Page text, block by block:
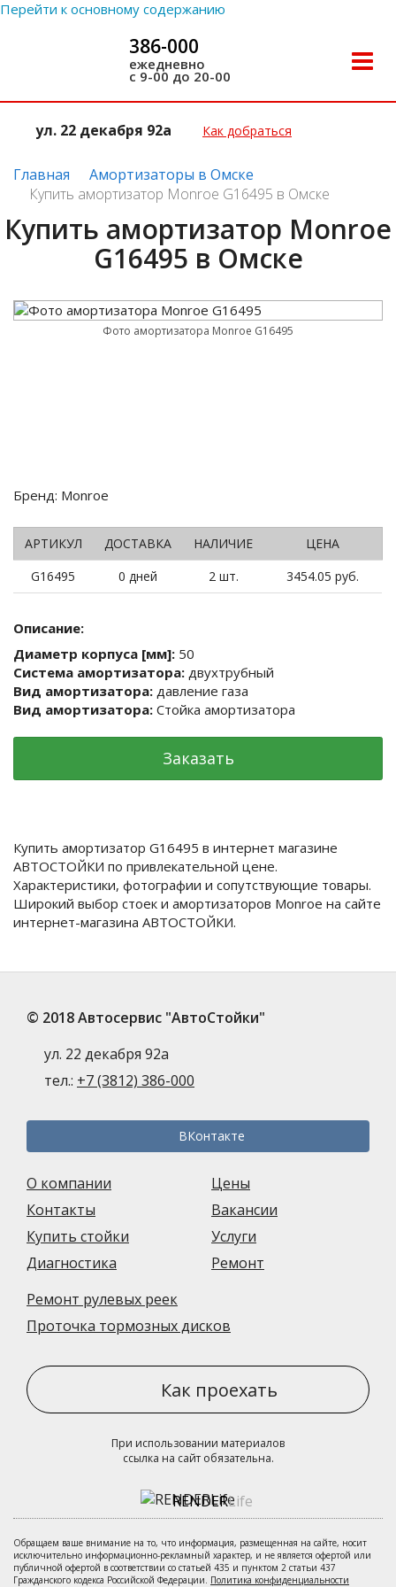
Перейти к основному содержанию
Toggle
386-000
ежедневно
с 9-00 до 20-00
ул. 22 декабря 92а Как добраться
Главная
Амортизаторы в Омске
Купить амортизатор Monroe G16495 в Омске
Купить амортизатор Monroe
G16495 в Омске
Фото амортизатора Monroe G16495
Бренд: Monroe
АРТИКУЛ ДОСТАВКА НАЛИЧИЕ
ЦЕНА
G16495
0 дней 2 шт. 3454.05 руб.
Описание:
Диаметр корпуса [мм]: 50
Система амортизатора: двухтрубный
Вид амортизатора: давление газа
Вид амортизатора: Стойка амортизатора
Заказать
Купить амортизатор G16495 в интернет магазине
АВТОСТОЙКИ по привлекательной цене.
Характеристики, фотографии и сопутствующие товары.
Широкий выбор стоек и амортизаторов Monroe на сайте
интернет-магазина АВТОСТОЙКИ.
© 2018 Автосервис "АвтоСтойки"
ул. 22 декабря 92а
тел.: +7 (3812) 386-000
ВКонтакте
О компании
Контакты
Купить стойки
Диагностика
Цены
Вакансии
Услуги
Ремонт
Ремонт рулевых реек
Проточка тормозных дисков
Как проехать
При использовании материалов
ссылка на сайт обязательна.
RENDERLife
Обращаем ваше внимание на то, что информация, размещенная на сайте, носит
исключительно информационно-рекламный характер, и не является офертой или
публичной офертой в соответствии со статьей 435 и пунктом 2 статьи 437
Гражданского кодекса Российской Федерации. Политика конфиденциальности